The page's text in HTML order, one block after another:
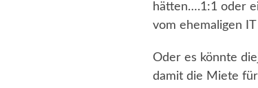
hätten….1:1 oder
vom ehemaligen
Oder es könnte
damit die Miete